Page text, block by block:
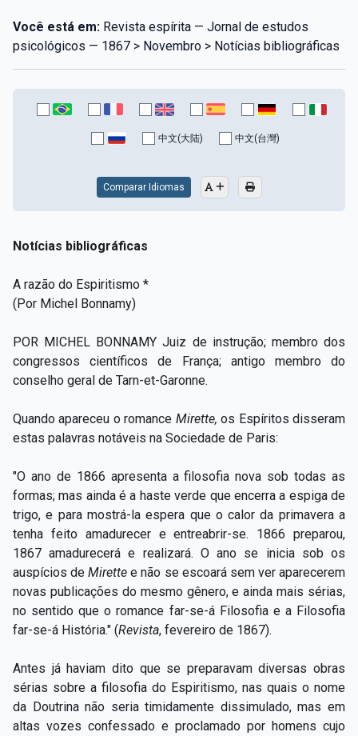
Você está em: Revista espírita — Jornal de estudos
psicológicos — 1867 > Novembro > Notícias bibliográficas
中文(大陆) 中文(台灣)
Comparar Idiomas
Notícias bibliográficas
A razão do Espiritismo *
(Por Michel Bonnamy)
POR MICHEL BONNAMY Juiz de instrução; membro dos
congressos científicos de França; antigo membro do
conselho geral de Tarn-et-Garonne.
Quando apareceu o romance Mirette,os Espíritos disseram
estas palavras notáveis na Sociedade de Paris:
"O ano de 1866 apresenta a filosofia nova sob todas as
formas; mas ainda é a haste verde que encerra a espiga de
trigo, e para mostrá-la espera que o calor da primavera a
tenha feito amadurecer e entreabrir-se. 1866 preparou,
1867 amadurecerá e realizará. O ano se inicia sob os
auspícios deMirettee não se escoará sem ver aparecerem
novas publicações do mesmo gênero, e ainda mais sérias,
no sentido que o romance far-se-á Filosofia e a Filosofia
far-se-á História." (Revista, fevereiro de 1867).
Antes já haviam dito que se preparavam diversas obras
sérias sobre a filosofia do Espiritismo, nas quais o nome
da Doutrina não seria timidamente dissimulado, mas em
altas vozes confessado e proclamado por homens cujo